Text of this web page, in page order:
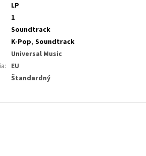
LP
1
Soundtrack
K-Pop, Soundtrack
Universal Music
: EU
Štandardný